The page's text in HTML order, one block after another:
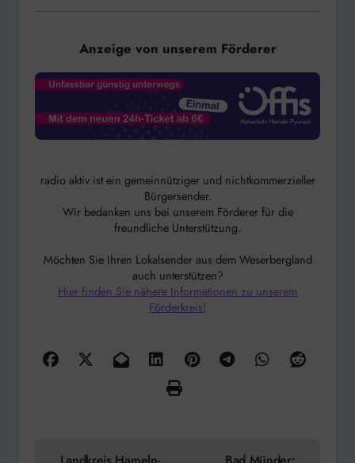
Anzeige von unserem Förderer
radio aktiv ist ein gemeinnütziger und nichtkommerzieller
Bürgersender.
Wir bedanken uns bei unserem Förderer für die
freundliche Unterstützung.
Möchten Sie Ihren Lokalsender aus dem Weserbergland
auch unterstützen?
Hier finden Sie nähere Informationen zu unserem
Förderkreis!
Beitragsnavigation